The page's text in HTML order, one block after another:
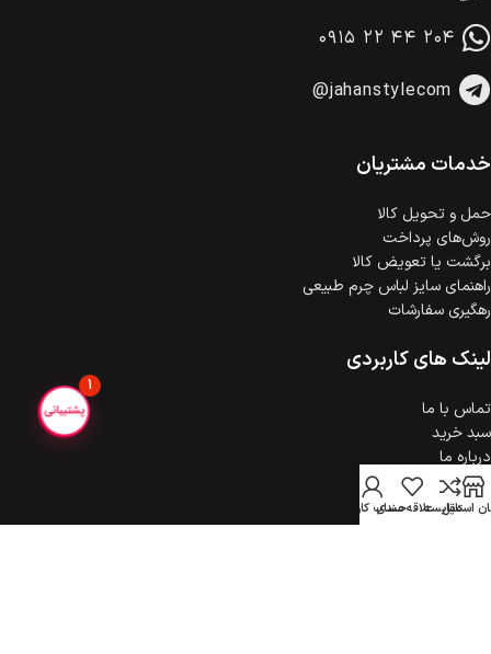
۰۹۱۵ ۲۲ ۴۴ ۲۰۴
@jahanstylecom
خدمات مشتریان
حمل‌ و تحویل کالا
روش‌های پرداخت
برگشت یا تعویض کالا
راهنمای سایز لباس چرم طبیعی
رهگیری سفارشات
لینک های کاربردی
تماس با ما
سبد خرید
درباره ما
حریم خصوصی
ثبت شکایت
استایلمقایسهعلاقه مندی
حساب کاربری
1